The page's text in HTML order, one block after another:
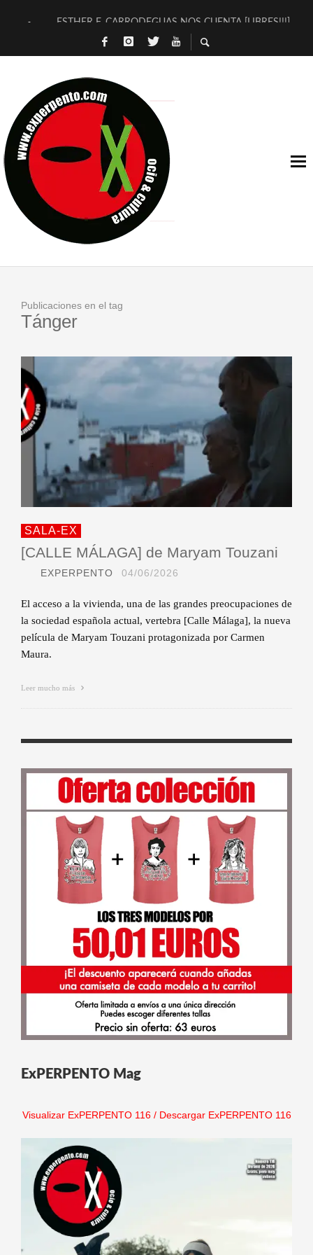
ESTHER F. CARRODEGUAS NOS CUENTA [LIBRES!!!]
[TERRA DE GUAPES] DE SANDRA MONFORT
TIMBRE 4, LA ESCUELA DEL DIRECTOR TEATRAL CLAUDIO
30 AÑOS (NO ES NADA) DE LA KATARSIS DEL TOMATAZO
MILITARES JUDÍAS EN #EXVITA
D’BALDOMEROS REINVENTAN [BITÁCORA 3.0] EN EXVITA
MARSHALL FLASH PRESENTA EN EXVITA [RELATIVA
JOFRE BARDAGÍ EN EXVITA INTERPRETANDO A SERRAT
Publicaciones en el tag
Tánger
SALA-EX
[CALLE MÁLAGA] de Maryam Touzani
EXPERPENTO 04/06/2026
El acceso a la vivienda, una de las grandes preocupaciones de
la sociedad española actual, vertebra [Calle Málaga], la nueva
película de Maryam Touzani protagonizada por Carmen
Maura.
Leer mucho más
ExPERPENTO Mag
Visualizar ExPERPENTO 116/ Descargar ExPERPENTO 116